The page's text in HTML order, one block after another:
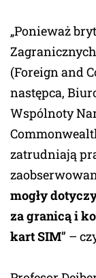
„Ponieważ
(Foreign and
następca,
Wspólnoty
zatrudniają
mogły
za granicą i
kart SIM” –